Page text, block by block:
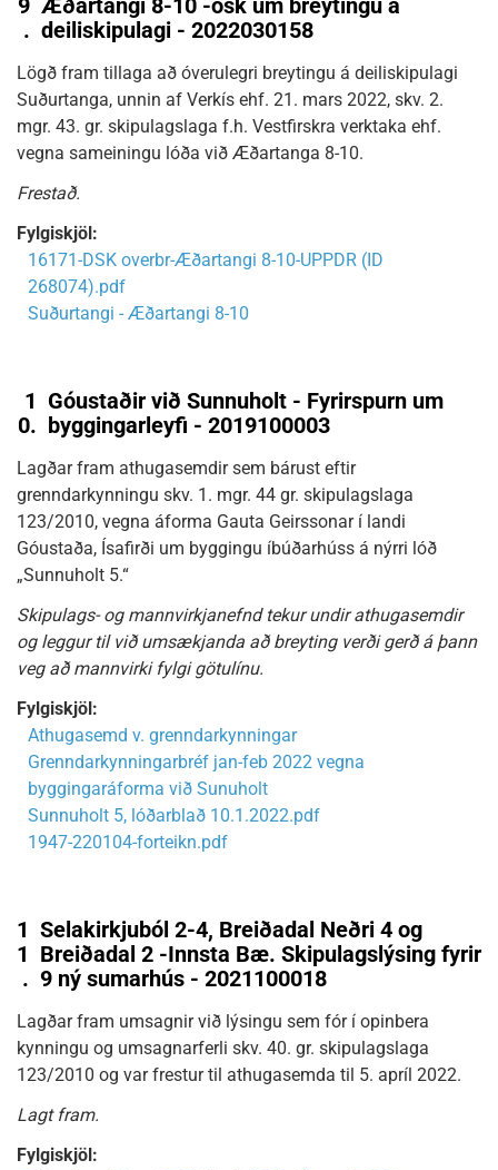
9
.
Æðartangi 8-10 -ósk um breytingu á
deiliskipulagi - 2022030158
Lögð fram tillaga að óverulegri breytingu á deiliskipulagi
Suðurtanga, unnin af Verkís ehf. 21. mars 2022, skv. 2.
mgr. 43. gr. skipulagslaga f.h. Vestfirskra verktaka ehf.
vegna sameiningu lóða við Æðartanga 8-10.
Frestað.
Fylgiskjöl:
16171-DSK overbr-Æðartangi 8-10-UPPDR (ID
268074).pdf
Suðurtangi - Æðartangi 8-10
1
0.
Góustaðir við Sunnuholt - Fyrirspurn um
byggingarleyfi - 2019100003
Lagðar fram athugasemdir sem bárust eftir
grenndarkynningu skv. 1. mgr. 44 gr. skipulagslaga
123/2010, vegna áforma Gauta Geirssonar í landi
Góustaða, Ísafirði um byggingu íbúðarhúss á nýrri lóð
„Sunnuholt 5.“
Skipulags- og mannvirkjanefnd tekur undir athugasemdir
og leggur til við umsækjanda að breyting verði gerð á þann
veg að mannvirki fylgi götulínu.
Fylgiskjöl:
Athugasemd v. grenndarkynningar
Grenndarkynningarbréf jan-feb 2022 vegna
byggingaráforma við Sunuholt
Sunnuholt 5, lóðarblað 10.1.2022.pdf
1947-220104-forteikn.pdf
1
1
.
Selakirkjuból 2-4, Breiðadal Neðri 4 og
Breiðadal 2 -Innsta Bæ. Skipulagslýsing fyrir
9 ný sumarhús - 2021100018
Lagðar fram umsagnir við lýsingu sem fór í opinbera
kynningu og umsagnarferli skv. 40. gr. skipulagslaga
123/2010 og var frestur til athugasemda til 5. apríl 2022.
Lagt fram.
Fylgiskjöl: